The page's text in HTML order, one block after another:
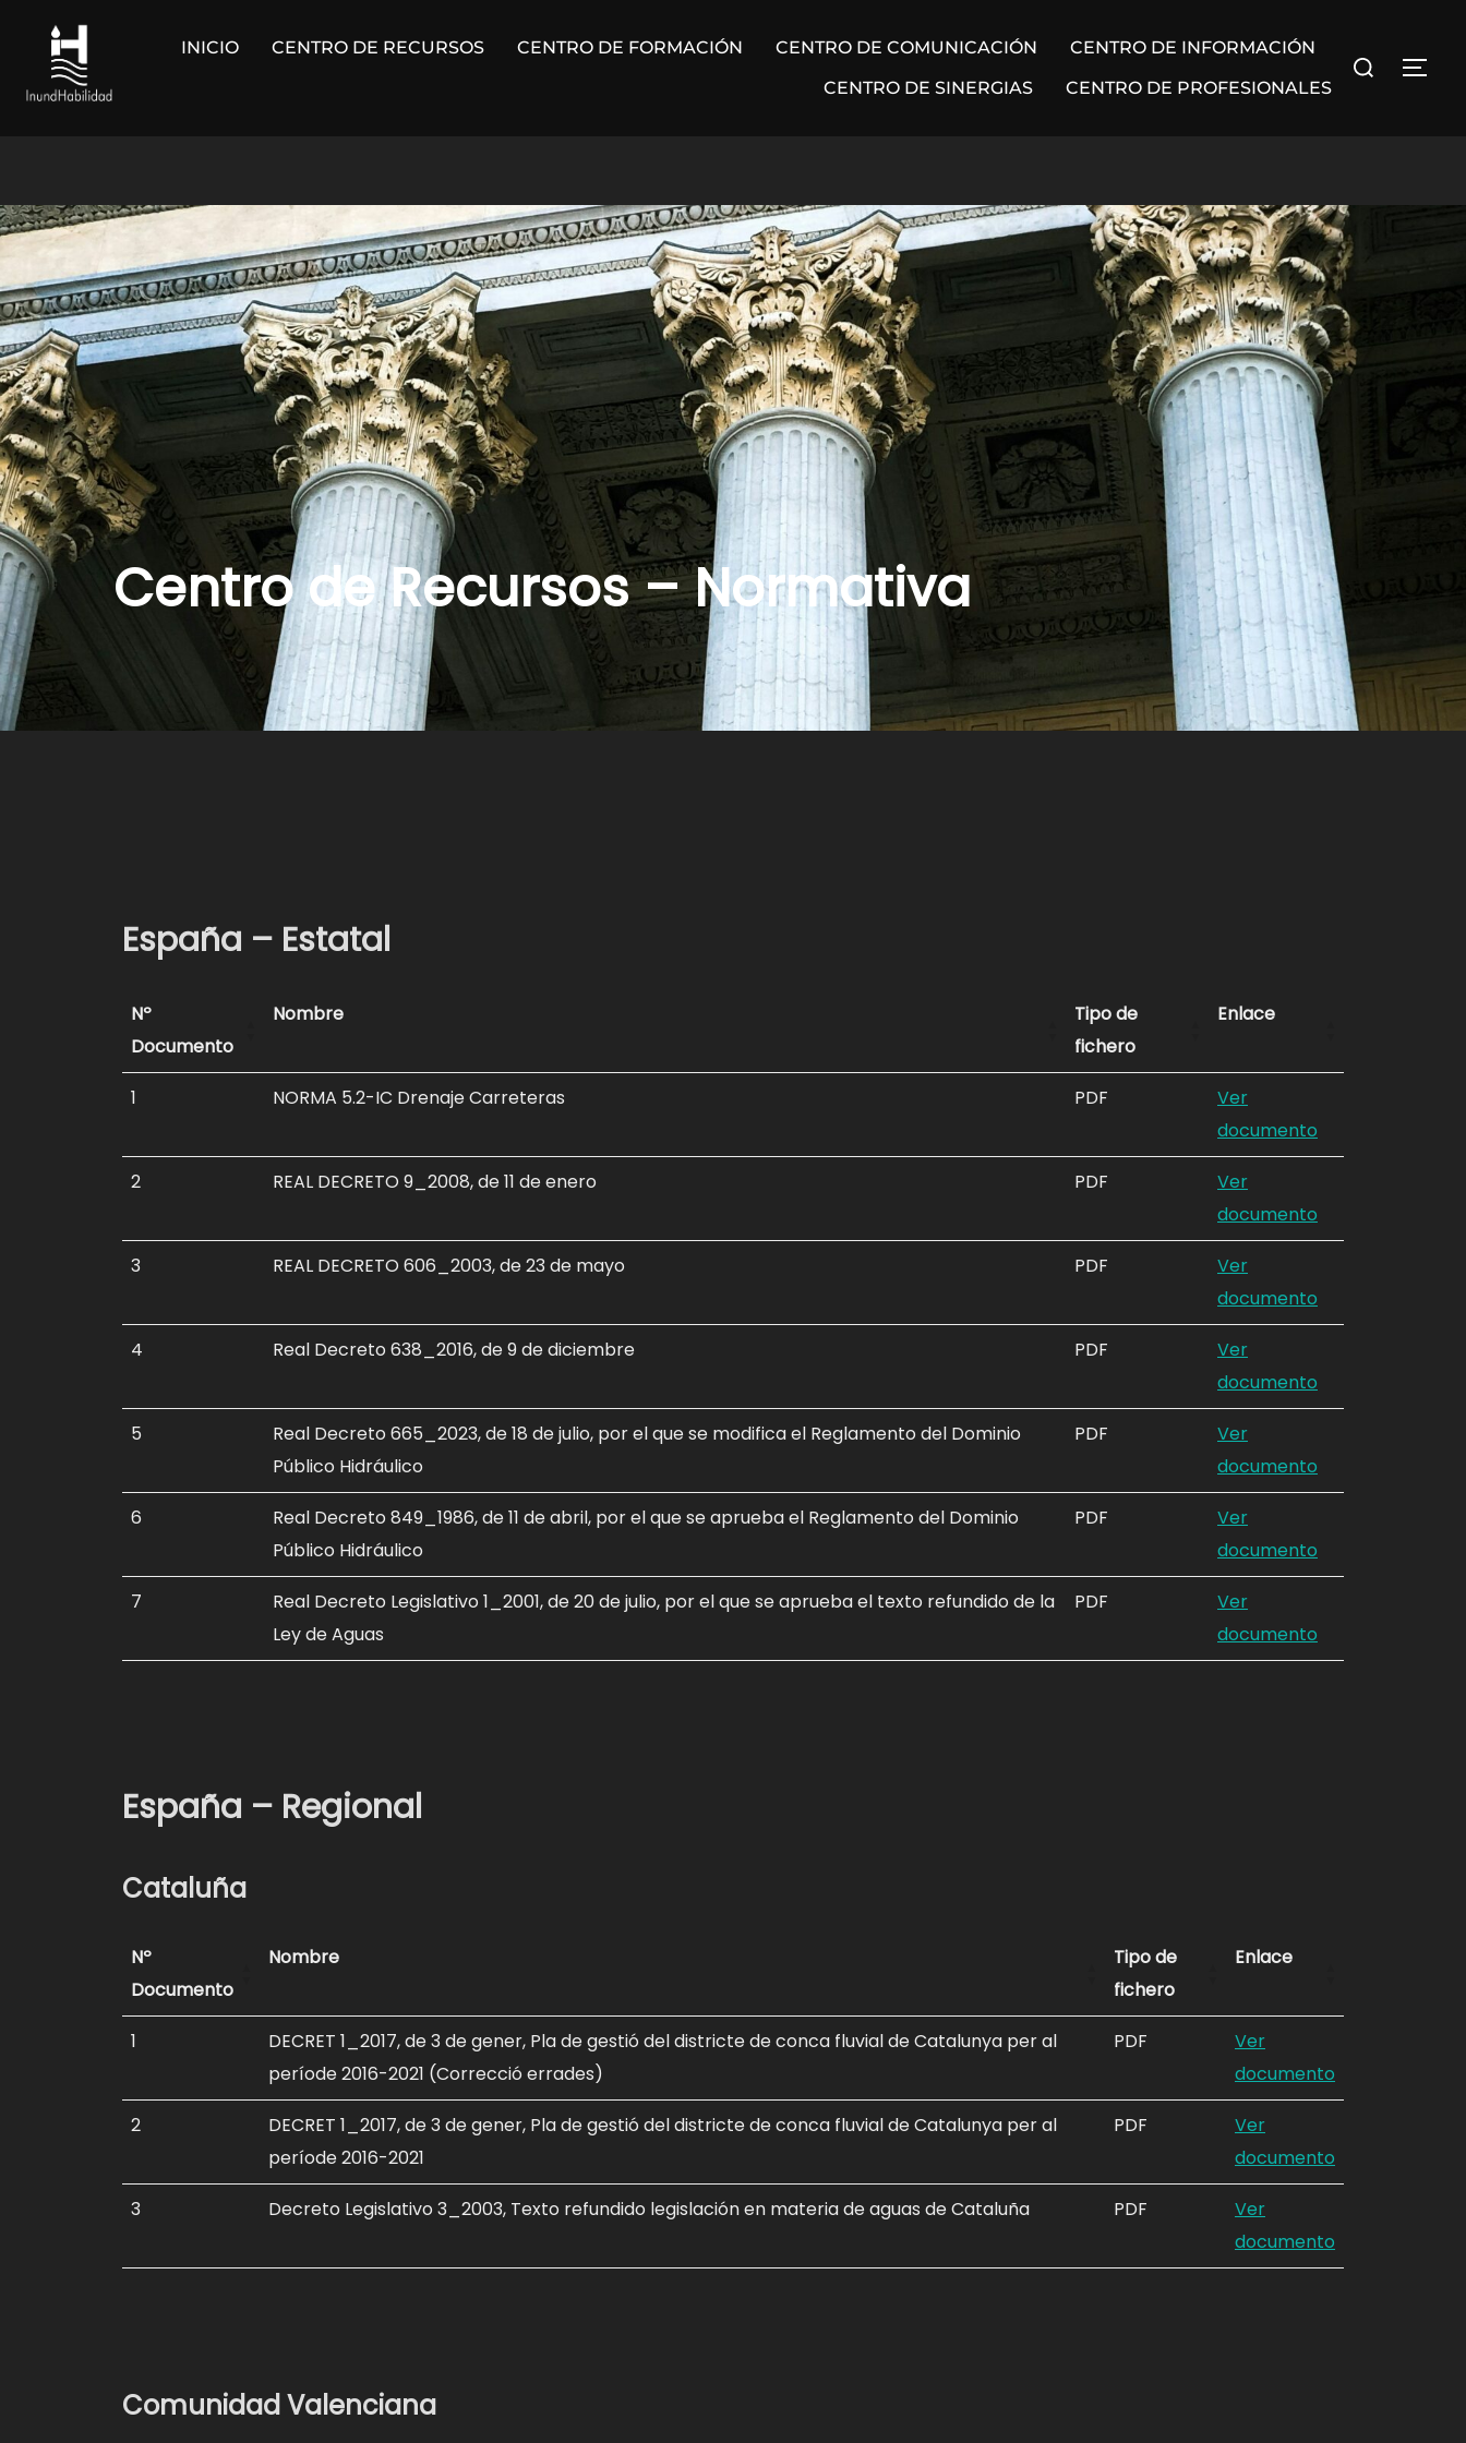
contenido
INICIO CENTRO DE RECURSOS CENTRO DE FORMACIÓN CENTRO DE COMUNICACIÓN
CENTRO DE INFORMACIÓN
CENTRO DE SINERGIAS
CENTRO DE PROFESIONALES
Buscar:
Centro de Recursos – Normativa
España – Estatal
Nº
Documento
Nombre
Tipo de
fichero
Enlace
1 NORMA 5.2-IC Drenaje Carreteras PDF
Ver
documento
2 REAL DECRETO 9_2008, de 11 de enero PDF
Ver
documento
3 REAL DECRETO 606_2003, de 23 de mayo PDF
Ver
documento
4 Real Decreto 638_2016, de 9 de diciembre PDF
Ver
documento
5
Real Decreto 665_2023, de 18 de julio, por el que se modifica el Reglamento del Dominio
Público Hidráulico
PDF
Ver
documento
6
Real Decreto 849_1986, de 11 de abril, por el que se aprueba el Reglamento del Dominio
Público Hidráulico
PDF
Ver
documento
7
Real Decreto Legislativo 1_2001, de 20 de julio, por el que se aprueba el texto refundido de la
Ley de Aguas
PDF
Ver
documento
España – Regional
Cataluña
Nº
Documento
Nombre
Tipo de
fichero
Enlace
1
DECRET 1_2017, de 3 de gener, Pla de gestió del districte de conca fluvial de Catalunya per al
període 2016-2021 (Correcció errades)
PDF
Ver
documento
2
DECRET 1_2017, de 3 de gener, Pla de gestió del districte de conca fluvial de Catalunya per al
període 2016-2021
PDF
Ver
documento
3 Decreto Legislativo 3_2003, Texto refundido legislación en materia de aguas de Cataluña PDF
Ver
documento
Comunidad Valenciana